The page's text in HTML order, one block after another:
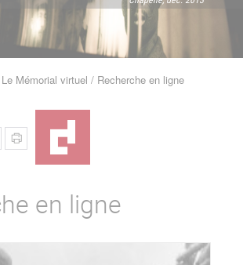
Mémorial virtuel Recherche en ligne
en ligne